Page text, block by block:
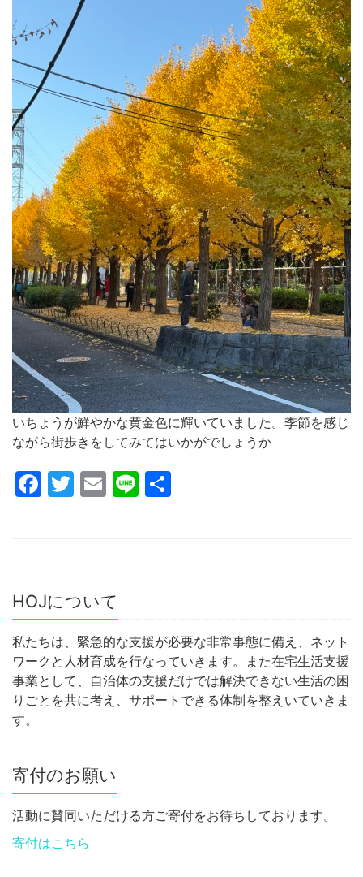
いちょうが鮮やかな黄金色に輝いていました。季節を感じ
ながら街歩きをしてみてはいかがでしょうか
Facebook
Twitter
Email
Line
HOJについて
私たちは、緊急的な支援が必要な非常事態に備え、ネット
ワークと人材育成を行なっていきます。また在宅生活支援
事業として、自治体の支援だけでは解決できない生活の困
りごとを共に考え、サポートできる体制を整えいていきま
す。
寄付のお願い
活動に賛同いただける方ご寄付をお待ちしております。
寄付はこちら